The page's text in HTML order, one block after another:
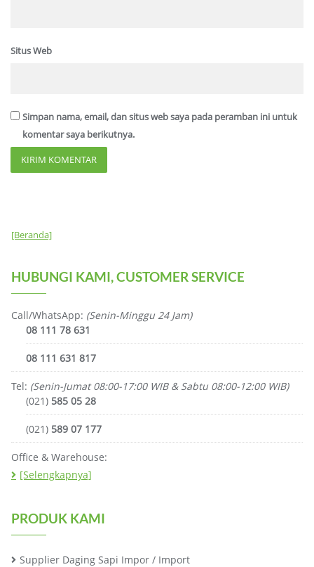
Situs Web
Simpan nama, email, dan situs web saya pada peramban ini untuk
komentar saya berikutnya.
[Beranda]
HUBUNGI KAMI, CUSTOMER SERVICE
Call/WhatsApp: (Senin-Minggu 24 Jam)
08 111 78 631
08 111 631 817
Tel: (Senin-Jumat 08:00-17:00 WIB & Sabtu 08:00-12:00 WIB)
(021) 585 05 28
(021) 589 07 177
Office & Warehouse:
[Selengkapnya]
PRODUK KAMI
Supplier Daging Sapi Impor / Import